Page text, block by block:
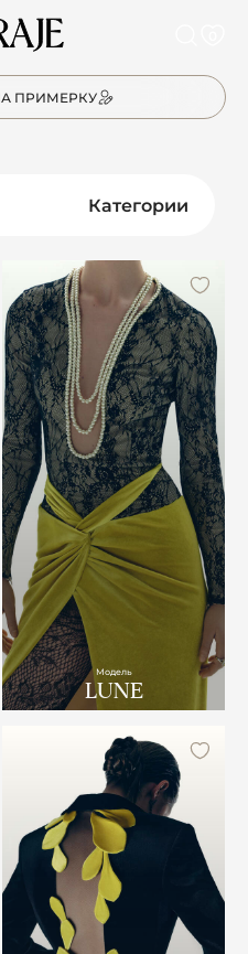
ПРИМЕРКУ
Категории
Модель
LUNE